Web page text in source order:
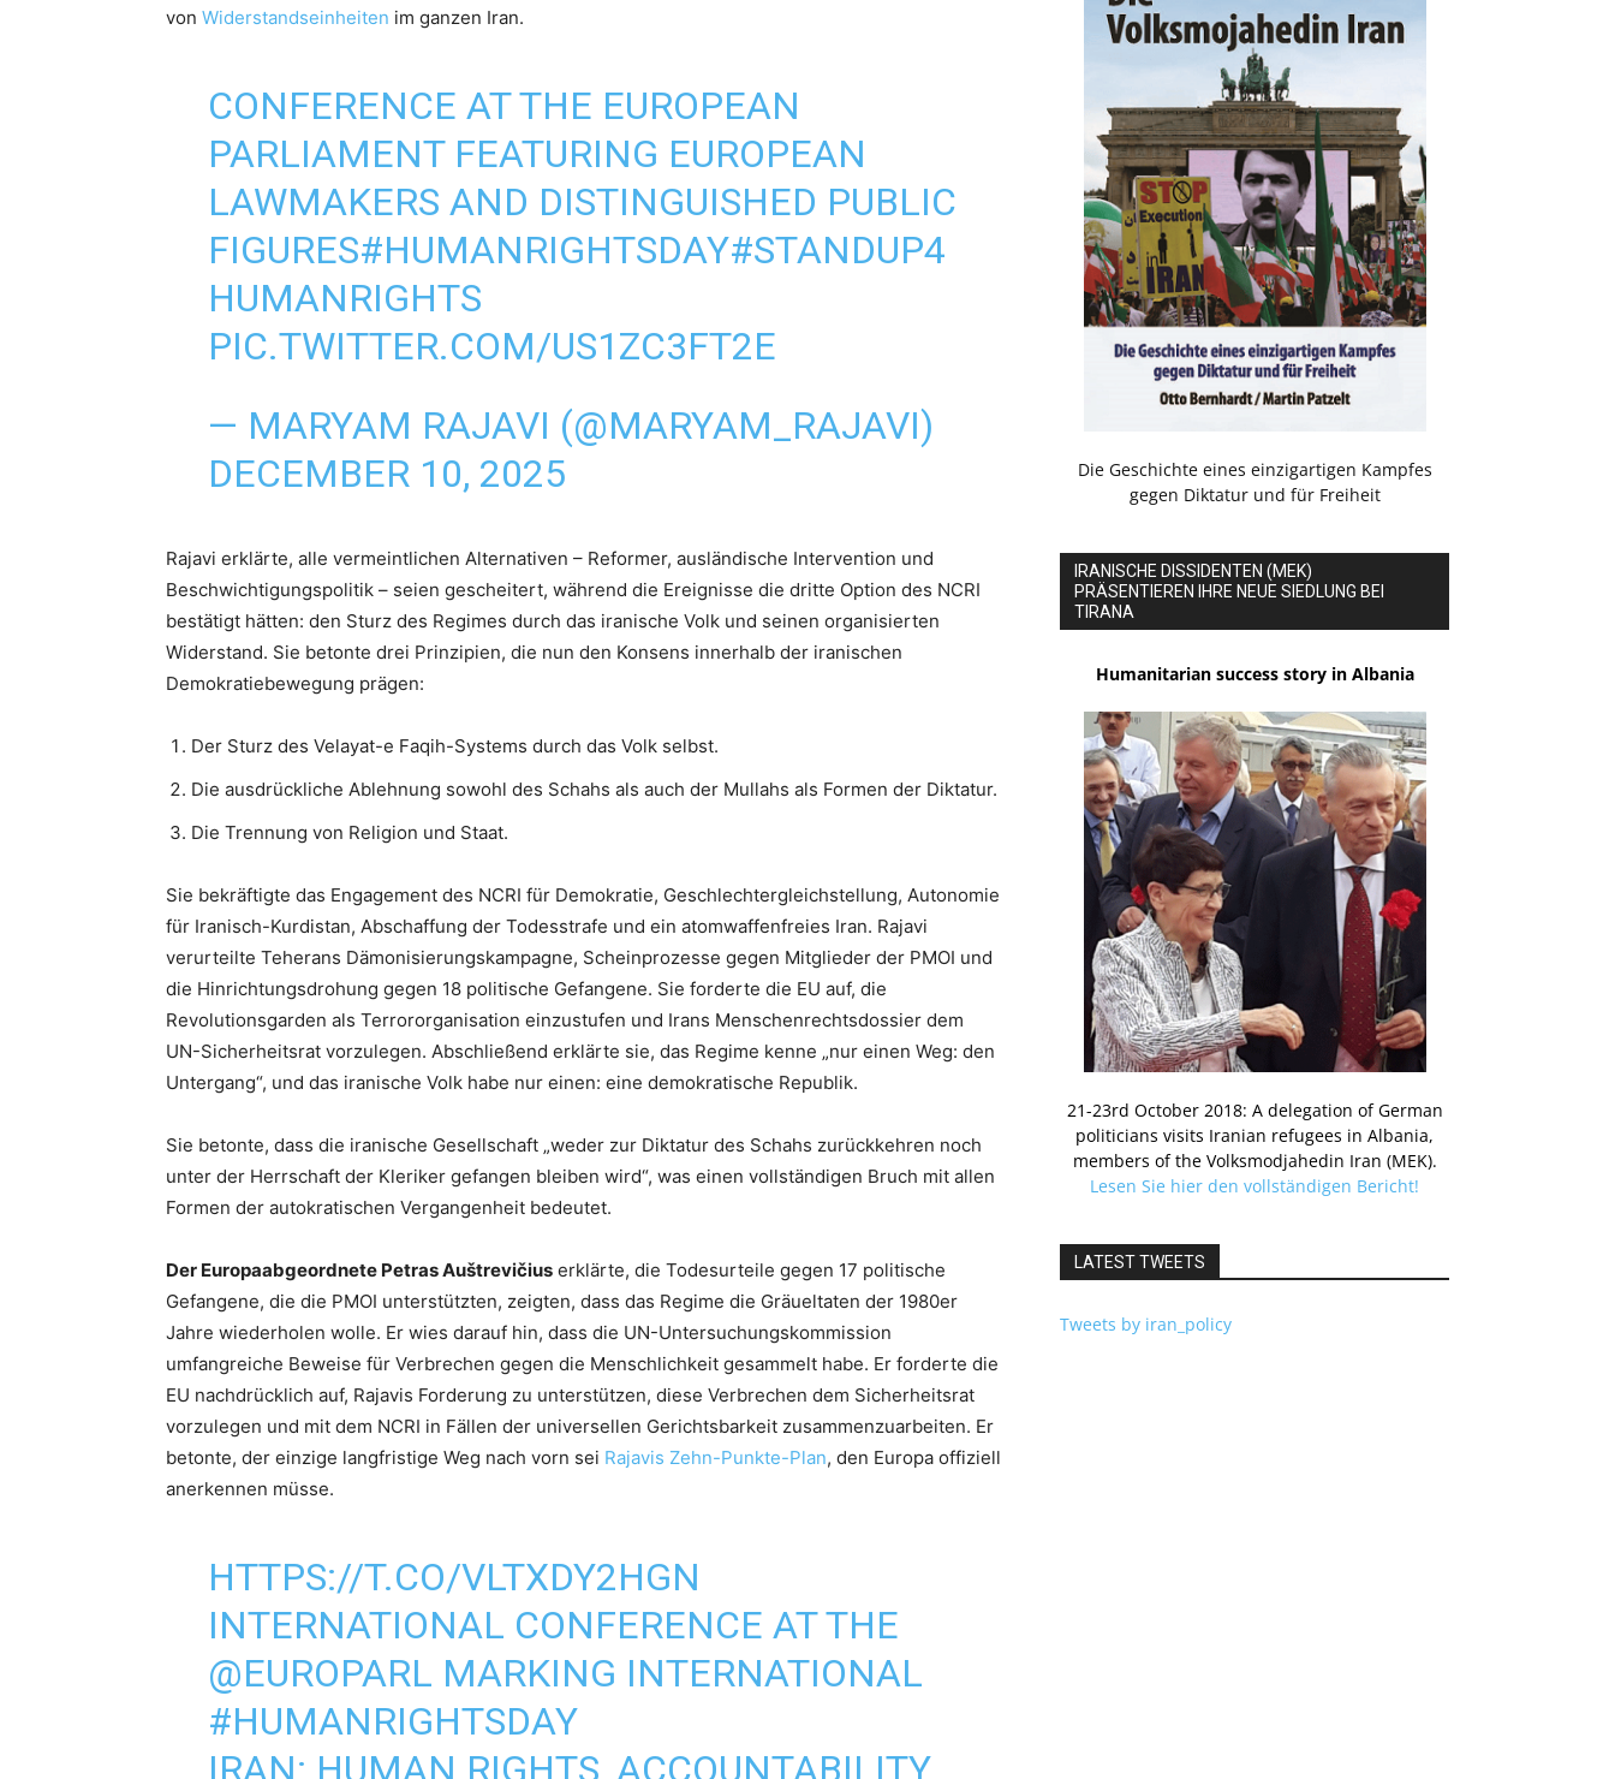
von Widerstandseinheiten im ganzen Iran.
CONFERENCE AT THE EUROPEAN
PARLIAMENT FEATURING EUROPEAN
LAWMAKERS AND DISTINGUISHED PUBLIC
FIGURES#HUMANRIGHTSDAY#STANDUP4
HUMANRIGHTS
PIC.TWITTER.COM/US1ZC3FT2E
— MARYAM RAJAVI (@MARYAM_RAJAVI)
DECEMBER 10, 2025
Rajavi erklärte, alle vermeintlichen Alternativen – Reformer, ausländische Intervention und
Beschwichtigungspolitik – seien gescheitert, während die Ereignisse die dritte Option des NCRI
bestätigt hätten: den Sturz des Regimes durch das iranische Volk und seinen organisierten
Widerstand. Sie betonte drei Prinzipien, die nun den Konsens innerhalb der iranischen
Demokratiebewegung prägen:
Der Sturz des Velayat-e Faqih-Systems durch das Volk selbst.
Die ausdrückliche Ablehnung sowohl des Schahs als auch der Mullahs als Formen der Diktatur.
Die Trennung von Religion und Staat.
Sie bekräftigte das Engagement des NCRI für Demokratie, Geschlechtergleichstellung, Autonomie
für Iranisch-Kurdistan, Abschaffung der Todesstrafe und ein atomwaffenfreies Iran. Rajavi
verurteilte Teherans Dämonisierungskampagne, Scheinprozesse gegen Mitglieder der PMOI und
die Hinrichtungsdrohung gegen 18 politische Gefangene. Sie forderte die EU auf, die
Revolutionsgarden als Terrororganisation einzustufen und Irans Menschenrechtsdossier dem
UN-Sicherheitsrat vorzulegen. Abschließend erklärte sie, das Regime kenne „nur einen Weg: den
Untergang“, und das iranische Volk habe nur einen: eine demokratische Republik.
Sie betonte, dass die iranische Gesellschaft „weder zur Diktatur des Schahs zurückkehren noch
unter der Herrschaft der Kleriker gefangen bleiben wird“, was einen vollständigen Bruch mit allen
Formen der autokratischen Vergangenheit bedeutet.
Der Europaabgeordnete Petras Auštrevičius erklärte, die Todesurteile gegen 17 politische
Gefangene, die die PMOI unterstützten, zeigten, dass das Regime die Gräueltaten der 1980er
Jahre wiederholen wolle. Er wies darauf hin, dass die UN-Untersuchungskommission
umfangreiche Beweise für Verbrechen gegen die Menschlichkeit gesammelt habe. Er forderte die
EU nachdrücklich auf, Rajavis Forderung zu unterstützen, diese Verbrechen dem Sicherheitsrat
vorzulegen und mit dem NCRI in Fällen der universellen Gerichtsbarkeit zusammenzuarbeiten. Er
betonte, der einzige langfristige Weg nach vorn sei Rajavis Zehn-Punkte-Plan, den Europa offiziell
anerkennen müsse.
HTTPS://T.CO/VLTXDY2HGN
INTERNATIONAL CONFERENCE AT THE
@EUROPARL MARKING INTERNATIONAL
#HUMANRIGHTSDAY
IRAN: HUMAN RIGHTS, ACCOUNTABILITY
Die Geschichte eines einzigartigen Kampfes
gegen Diktatur und für Freiheit
IRANISCHE DISSIDENTEN (MEK)
PRÄSENTIEREN IHRE NEUE SIEDLUNG BEI
TIRANA
Humanitarian success story in Albania
21-23rd October 2018: A delegation of German
politicians visits Iranian refugees in Albania,
members of the Volksmodjahedin Iran (MEK).
Lesen Sie hier den vollständigen Bericht!
LATEST TWEETS
Tweets by iran_policy